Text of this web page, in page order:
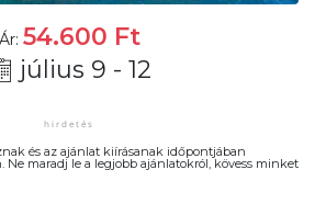
Ár: 54.600 Ft
július 9 - 12
és az ajánlat kiírásanak időpontjában
Ne maradj le a legjobb ajánlatokról, kövess minket